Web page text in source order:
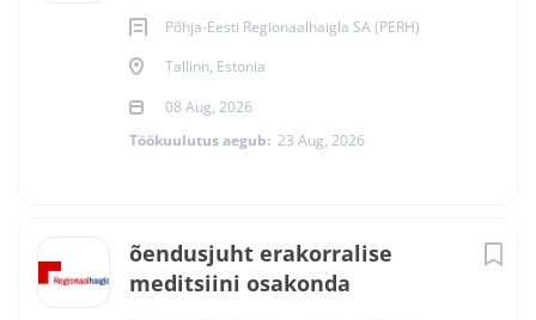
Põhja-Eesti Regionaalhaigla SA (PERH)
Tallinn, Estonia
08 Aug, 2026
Töökuulutus aegub: 23 Aug, 2026
õendusjuht erakorralise
meditsiini osakonda